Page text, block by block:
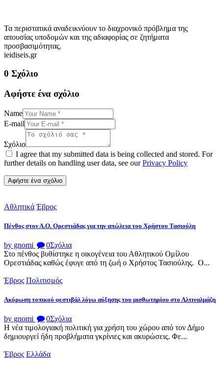
Τα περιστατικά αναδεικνύουν το διαχρονικό πρόβλημα της
απουσίας υποδομών και της αδιαφορίας σε ζητήματα
προσβασιμότητας.
ieidiseis.gr
0 Σχόλιο
Αφήστε ένα σχόλιο
Name
E-mail
Σχόλιο
I agree that my submitted data is being collected and stored. For
further details on handling user data, see ourPrivacy Policy
Αθλητικά Έβρος
Πένθος στον Α.Ο. Ορεστιάδας για την απώλεια του Χρήστου Τασιούλη
by gnomi 0Σχόλια
Στο πένθος βυθίστηκε η οικογένεια του Αθλητικού Ομίλου
Ορεστιάδας καθώς έφυγε από τη ζωή ο Χρήστος Τασιούλης. Ο...
Έβρος Πολιτισμός
Ακύρωση τοπικού φεστιβάλ λόγω αύξησης του μισθωτηρίου στο Αλτιναλμάζη
by gnomi 0Σχόλια
Η νέα τιμολογιακή πολιτική για χρήση του χώρου από τον Δήμο
δημιουργεί ήδη προβλήματα γκρίνιες και ακυρώσεις. Φε...
Έβρος Ελλάδα